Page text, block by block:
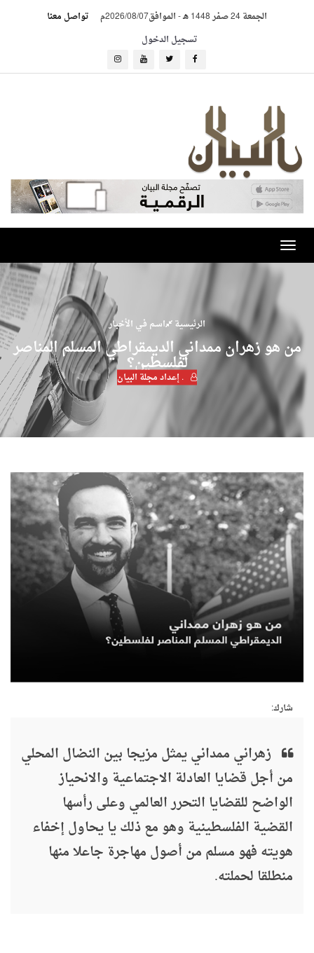
الجمعة 24 صفر 1448 هـ -الموافق2026/08/07م
تواصل معنا
تسجيل الدخول
Toggle
navigation
الرئيسية اسـم فـي الأخبـار
من هو زهران ممداني الديمقراطي المسلم المناصر
لفلسطين؟
. إعداد مجلة البيان
شارك:
زهراني ممداني يمثل مزيجا بين النضال المحلي
من أجل قضايا العادلة الاجتماعية والانحياز
الواضح للقضايا التحرر العالمي وعلى رأسها
القضية الفلسطينية وهو مع ذلك يا يحاول إخفاء
هويته فهو مسلم من أصول مهاجرة جاعلا منها
منطلقا لحملته.